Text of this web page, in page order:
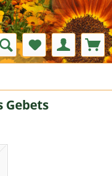
Gebets